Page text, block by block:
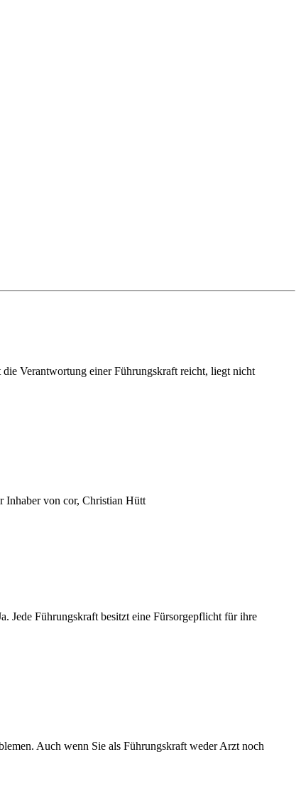
Verantwortung einer Führungskraft reicht, liegt nicht
Inhaber von cor, Christian Hütt
Jede Führungskraft besitzt eine Fürsorgepflicht für ihre
Auch wenn Sie als Führungskraft weder Arzt noch